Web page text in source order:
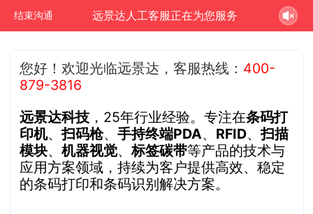
结束沟通 远景达人工客服正在为您服务
您好！欢迎光临远景达，客服热线： 400-
879-3816
远景达科技 ，25年行业经验。专注在条码打
印机、扫码枪、手持终端PDA、 RFID、扫描
模块、机器视觉、标签碳带等产品的技术与
应用方案领域，持续为客户提供高效、稳定
的条码打印和条码识别解决方案。